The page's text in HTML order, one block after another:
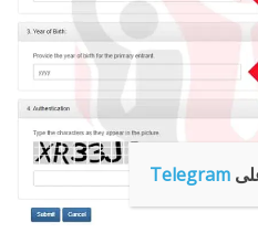
Telegram